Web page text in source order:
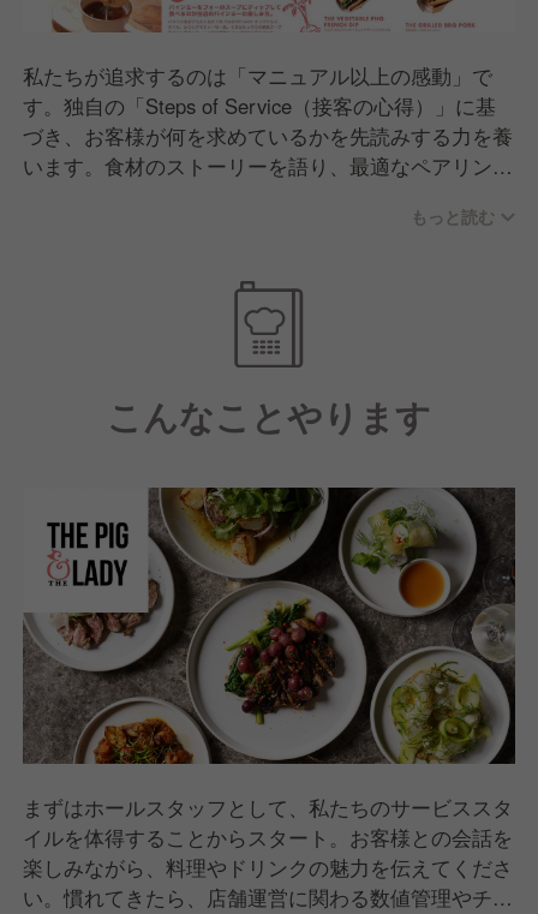
私たちが追求するのは「マニュアル以上の感動」で
す。独自の「Steps of Service（接客の心得）」に基
づき、お客様が何を求めているかを先読みする力を養
います。食材のストーリーを語り、最適なペアリング
憶に残るワンシーンをプロデュースすることに、一切
もっと読む
こんなことやります
まずはホールスタッフとして、私たちのサービススタ
イルを体得することからスタート。お客様との会話を
楽しみながら、料理やドリンクの魅力を伝えてくださ
い。慣れてきたら、店舗運営に関わる数値管理やチー